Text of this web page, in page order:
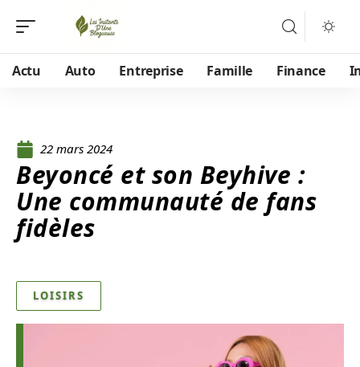
Actu Auto Entreprise Famille Finance
22 mars 2024
Beyoncé et son Beyhive :
Une communauté de fans
fidèles
LOISIRS